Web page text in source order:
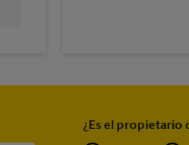
¿Es el propietario